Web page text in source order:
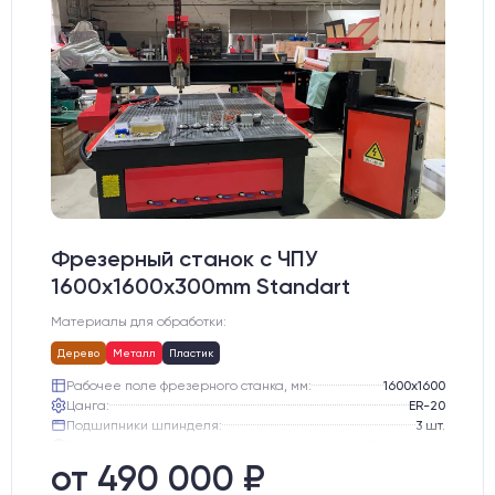
Фрезерный станок с ЧПУ
1600x1600x300mm Standart
Материалы для обработки:
Дерево Металл Пластик
Рабочее поле фрезерного станка, мм:
1600х1600
Цанга:
ER-20
Подшипники шпинделя:
3 шт.
Двигатели:
от 490 000 ₽